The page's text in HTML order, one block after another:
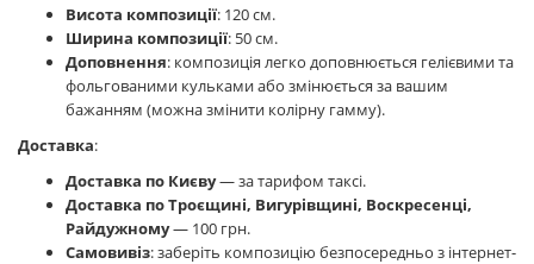
Висота композиції: 120 см.
Ширина композиції: 50 см.
Доповнення: композиція легко доповнюється гелієвими та
фольгованими кульками або змінюється за вашим
бажанням (можна змінити колірну гамму).
Доставка:
Доставка по Києву— за тарифом таксі.
Доставка по Троєщині, Вигурівщині, Воскресенці,
Райдужному— 100 грн.
Самовивіз: заберіть композицію безпосередньо з інтернет-